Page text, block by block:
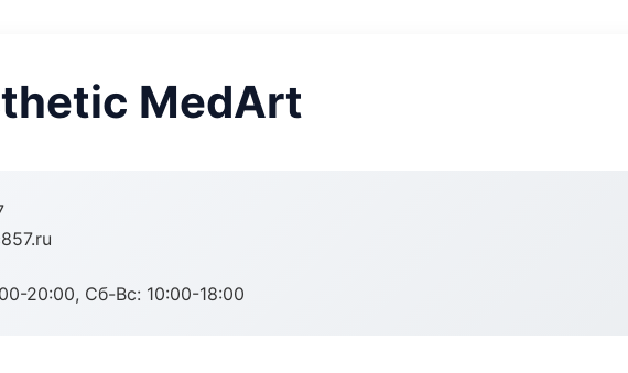
MedArt
20:00, Сб-Вс: 10:00-18:00